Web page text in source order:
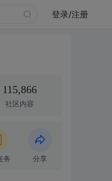
登录/注册
115,866
社区内容
务 分享